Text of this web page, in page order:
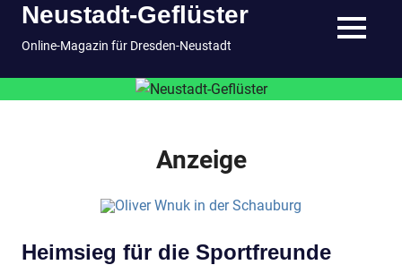
InhaltNeustadt-Geflüster
Online-Magazin für Dresden-Neustadt MENÜ
Anzeige
Heimsieg für die Sportfreunde